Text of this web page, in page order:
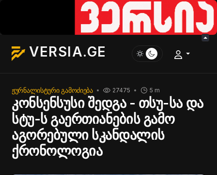
VERSIA.GE
ᲟᲣᲠᲜᲐᲚᲘᲡᲢᲣᲠᲘ ᲒᲐᲛᲝᲫᲘᲔᲑᲐ 5 m
27475
კონსენსუსი შედგა - თსუ-სა და
სტუ-ს გაერთიანების გამო
აგორებული სკანდალის
ქრონოლოგია